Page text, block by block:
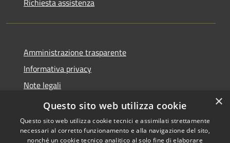
Richiesta assistenza
Amministrazione trasparente
Informativa privacy
Note legali
Dichiarazione di accessibilità
×
Questo sito web utilizza cookie
Questo sito web utilizza cookie tecnici e assimilati strettamente
necessari al corretto funzionamento e alla navigazione del sito,
nonché un cookie tecnico analitico al solo fine di elaborare